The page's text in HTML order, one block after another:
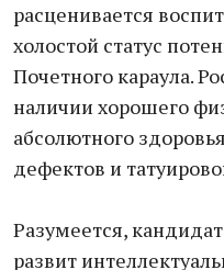
расценивается
холостой статус
Почетного караула.
наличии хорошего
абсолютного
дефектов и
Разумеется,
развит